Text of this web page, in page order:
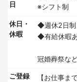
日
※シフト制
休日・
休暇
◆週休2日制
◆有給休暇
冠婚葬祭な
ご登録
【お仕事ま